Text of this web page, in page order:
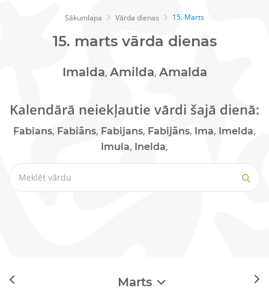
Sākumlapa Vārda dienas 15. Marts
15. martsvārda dienas
Imalda, Amilda, Amalda
Kalendārā neiekļautie vārdi šajā dienā:
Fabians, Fabiāns, Fabijans, Fabijāns, Ima, Imelda,
Imula, Inelda,
Marts